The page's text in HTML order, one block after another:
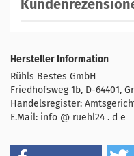
Hersteller Information
Rühls Bestes GmbH
Friedhofsweg 1b, D-64401,
Handelsregister:
E.Mail: info @ ruehl24 . d e